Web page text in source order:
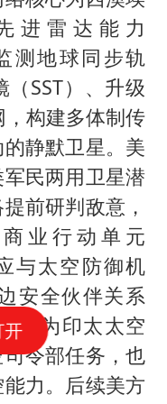
进雷达能力
测地球同步轨
SST）、升级
构建多体制传
静默卫星。美
民两用卫星潜
前研判敌意，
业行动单元
与太空防御机
安全伙伴关系
成为印太太空
令部任务，也
力。后续美方